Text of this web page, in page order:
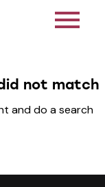
not match
and do a search